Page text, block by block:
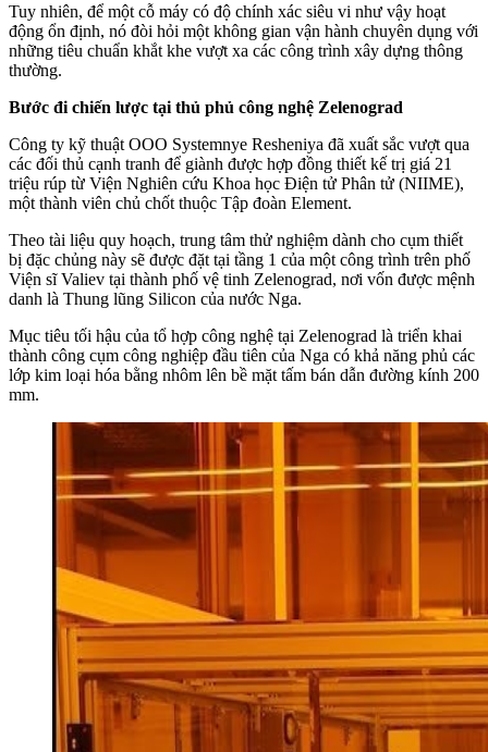
Tuy nhiên, để một cỗ máy có độ chính xác siêu vi như vậy hoạt
động ổn định, nó đòi hỏi một không gian vận hành chuyên dụng với
những tiêu chuẩn khắt khe vượt xa các công trình xây dựng thông
thường.
Bước đi chiến lược tại thủ phủ công nghệ Zelenograd
Công ty kỹ thuật OOO Systemnye Resheniya đã xuất sắc vượt qua
các đối thủ cạnh tranh để giành được hợp đồng thiết kế trị giá 21
triệu rúp từ Viện Nghiên cứu Khoa học Điện tử Phân tử (NIIME),
một thành viên chủ chốt thuộc Tập đoàn Element.
Theo tài liệu quy hoạch, trung tâm thử nghiệm dành cho cụm thiết
bị đặc chủng này sẽ được đặt tại tầng 1 của một công trình trên phố
Viện sĩ Valiev tại thành phố vệ tinh Zelenograd, nơi vốn được mệnh
danh là Thung lũng Silicon của nước Nga.
Mục tiêu tối hậu của tổ hợp công nghệ tại Zelenograd là triển khai
thành công cụm công nghiệp đầu tiên của Nga có khả năng phủ các
lớp kim loại hóa bằng nhôm lên bề mặt tấm bán dẫn đường kính 200
mm.